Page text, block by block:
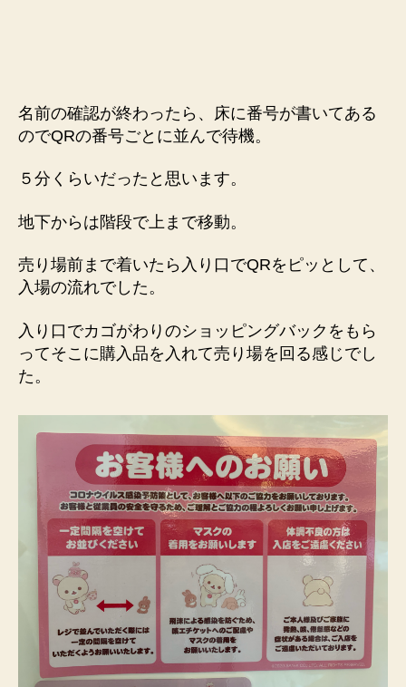
名前の確認が終わったら、床に番号が書いてある
のでQRの番号ごとに並んで待機。
５分くらいだったと思います。
地下からは階段で上まで移動。
売り場前まで着いたら入り口でQRをピッとして、
入場の流れでした。
入り口でカゴがわりのショッピングバックをもら
ってそこに購入品を入れて売り場を回る感じでし
た。